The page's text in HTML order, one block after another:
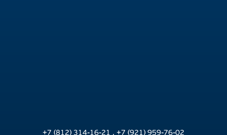
+7 (812) 314-16-21 , +7 (921) 959-76-02